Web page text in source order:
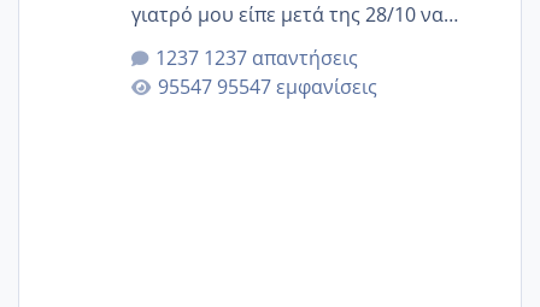
γιατρό μου είπε μετά της 28/10 να
κλείσω ραντεβού για την αυχενική είναι
καμιά άλλη κοπέλα να γεννάει Μάιο ;;
1237 απαντήσεις
95547 εμφανίσεις